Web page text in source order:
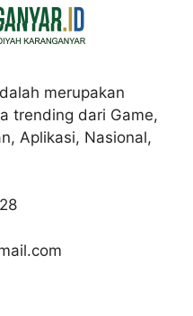
merupakan
trending dari Game,
Aplikasi, Nasional,